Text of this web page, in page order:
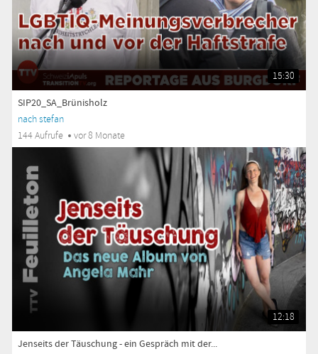
15:30
SIP20_SA_Brünisholz
nach stefan
144 Aufrufe
vor 8 Monate
12:18
Jenseits der Täuschung - ein Gespräch mit der...